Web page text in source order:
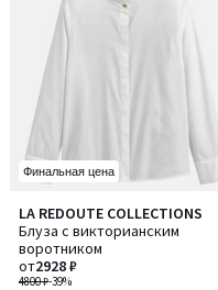
Финальная цена
LA REDOUTE COLLECTIONS
Блуза с викторианским
воротником
4800 ₽-39%
от2928 ₽
4,5
/ 5
Количество
цветов:
2